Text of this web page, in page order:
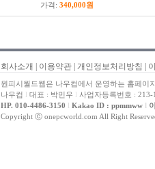
가격: 340,000원
회사소개 이용약관 개인정보처리방침
원피시월드웹은 나우컴에서 운영하는 홈페이
나우컴 l 대표 : 박민우 l 사업자등록번호 :
HP. 010-4486-3150 l Kakao ID : ppmmww l
Copyright ⓒ onepcworld.com All Right